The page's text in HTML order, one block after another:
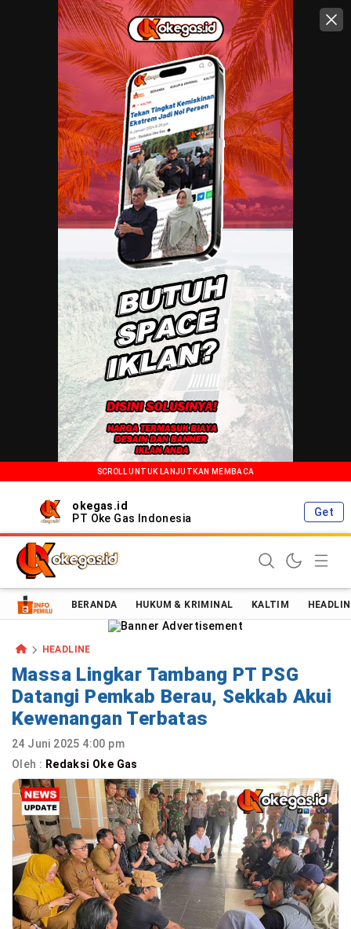
SCROLL UNTUK LANJUTKAN MEMBACA
okegas.id
PT Oke Gas Indonesia
Get
Oke Gas Indonesia | Energi Positif Informasi Terkini!
BERANDA HUKUM & KRIMINAL KALTIM
HEADLINE
Massa Lingkar Tambang PT PSG
Datangi Pemkab Berau, Sekkab Akui
Kewenangan Terbatas
24 Juni 2025 4:00 pm
Oleh : Redaksi Oke Gas